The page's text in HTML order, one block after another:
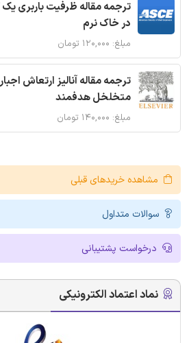
ترجمه مقاله ظرفیت باربری
در خاک نرم
مبلغ: ۱۲۰,۰۰۰ تومان
ترجمه مقاله آنالیز ارتعاش
متخلخل هدفمند
مبلغ: ۱۴۰,۰۰۰ تومان
مشاهده خریدهای قبلی
سوالات متداول
درخواست پشتیبانی
نماد اعتماد الکترونیکی